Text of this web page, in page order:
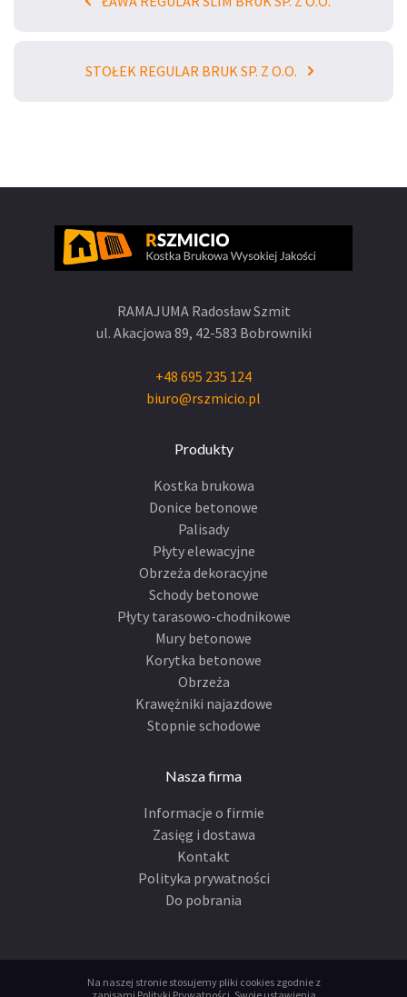
STOŁEK REGULAR BRUK SP. Z O.O.
RAMAJUMA Radosław Szmit
ul. Akacjowa 89, 42-583 Bobrowniki
+48 695 235 124
biuro@rszmicio.pl
Produkty
Kostka brukowa
Donice betonowe
Palisady
Płyty elewacyjne
Obrzeża dekoracyjne
Schody betonowe
Płyty tarasowo-chodnikowe
Mury betonowe
Korytka betonowe
Obrzeża
Krawężniki najazdowe
Stopnie schodowe
Nasza firma
Informacje o firmie
Zasięg i dostawa
Kontakt
Polityka prywatności
Do pobrania
Na naszej stronie stosujemy pliki cookies zgodnie z